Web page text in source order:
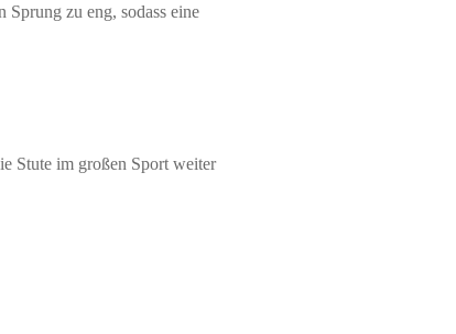
zu eng, sodass eine
Stute im großen Sport weiter